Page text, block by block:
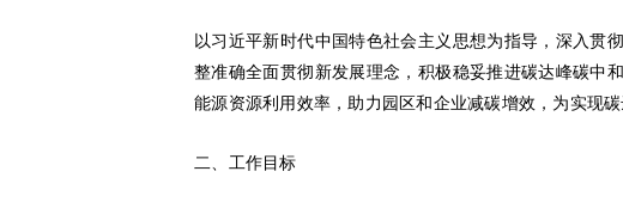
以习近平新时代中国特色社会主义思想为指导，深入贯
整准确全面贯彻新发展理念，积极稳妥推进碳达峰碳中
能源资源利用效率，助力园区和企业减碳增效，为实现
二、工作目标